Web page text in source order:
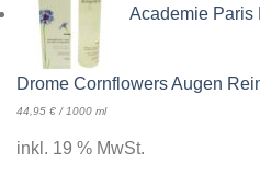
Academie Paris
Drome Cornflowers Augen
44,95 € / 1000 ml
inkl. 19 % MwSt.